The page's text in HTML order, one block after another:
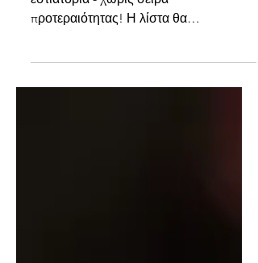
food by Ara Τα αγαπημένα μου
εστιατόρια - χωρίς σειρά
ανανεώνεται και θα ενημερώνεται
τακτικά. Έμπερς, Λεμεσός...